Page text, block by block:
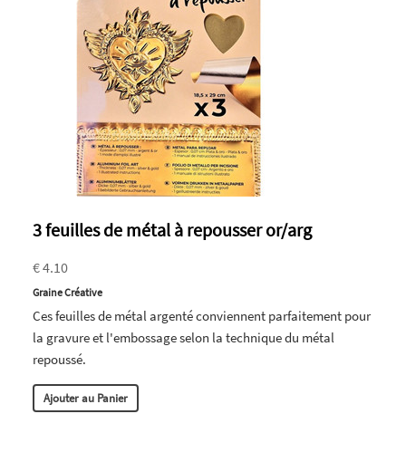
3 feuilles de métal à repousser or/arg
€ 4.10
Graine Créative
Ces feuilles de métal argenté conviennent parfaitement pour
la gravure et l'embossage selon la technique du métal
repoussé.
Ajouter au Panier